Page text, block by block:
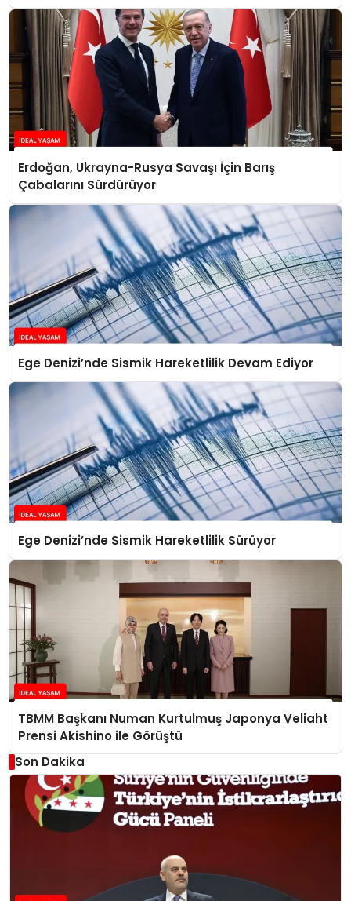
Konuştu
Erdoğan, Ukrayna-Rusya Savaşı İçin Barış
Çabalarını Sürdürüyor
Ege Denizi’nde Sismik Hareketlilik Devam Ediyor
Ege Denizi’nde Sismik Hareketlilik Sürüyor
TBMM Başkanı Numan Kurtulmuş Japonya Veliaht
Prensi Akishino ile Görüştü
Son Dakika